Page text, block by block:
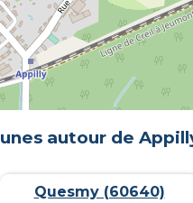
autour de
Quesmy (60640)